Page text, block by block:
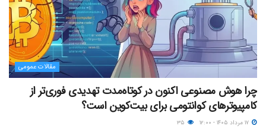
مقالات عمومی
چرا هوش مصنوعی اکنون در کوتاه‌مدت تهدیدی فوری‌تر از
کامپیوترهای کوانتومی برای بیت‌کوین است؟